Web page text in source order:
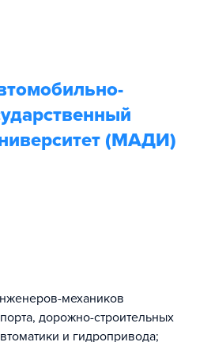
(МАДИ)
механиков
дорожно-строительных
и гидропривода;